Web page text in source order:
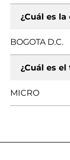
¿Cuál es
BOGOTA D.C.
¿Cuál es
MICRO